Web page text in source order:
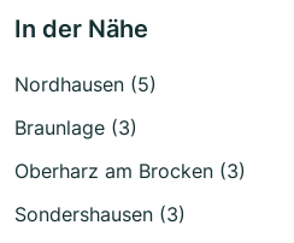
In der Nähe
Nordhausen (5)
Braunlage (3)
Oberharz am Brocken (3)
Sondershausen (3)